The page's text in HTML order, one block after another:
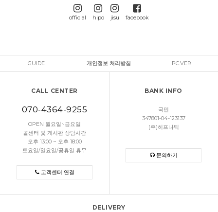
official hipo jisu facebook
GUIDE 개인정보 처리방침 PC.VER
CALL CENTER
070-4364-9255
OPEN 월요일~금요일
콜센터 및 게시판 상담시간
오후 13:00 ~ 오후 18:00
토요일/일요일/공휴일 휴무
고객센터 연결
BANK INFO
국민
347801-04-123137
(주)히프나틱
문의하기
DELIVERY